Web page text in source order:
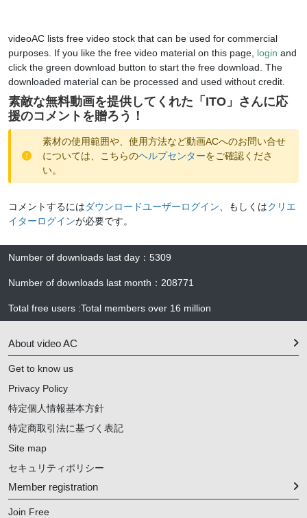
videoAC lists free video stock that can be used for commercial
purposes. If you like the free video material on this page, login and
click the green download button to start the free download. The
downloaded material can be processed and used without credit.
素敵な無料動画を提供してくれた「 ITO 」さんに応
援のコメントを贈ろう！
素材の使用範囲や、使用方法など動画ACへのお問い合せ
については、こちらのヘルプセンターをご確認くださ
い。
コメントするにはダウンロードユーザーログイン 、もしくはクリエ
イターログインが必要です。
Number of downloads last day ： 5309
Number of downloads last month ： 208771
Total free users :Total members over 16 million
About video AC
Get to know us
Privacy Policy
特定個人情報基本方針
特定商取引法に基づく表記
Site map
セキュリティポリシー
Member registration
Join Free